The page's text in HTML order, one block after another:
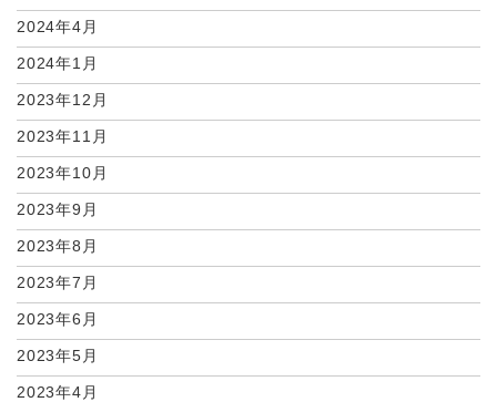
2024年4月
2024年1月
2023年12月
2023年11月
2023年10月
2023年9月
2023年8月
2023年7月
2023年6月
2023年5月
2023年4月